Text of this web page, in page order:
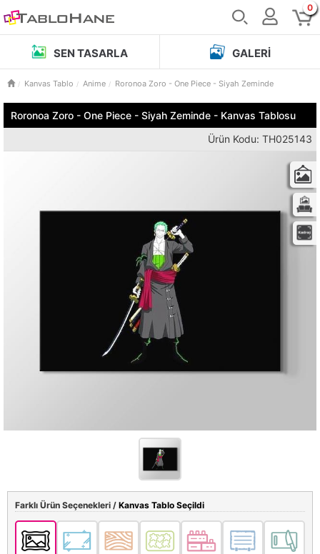
0
SEN TASARLA GALERI
Kanvas Tablo Anime Roronoa Zoro - One Piece - Siyah Zeminde
Roronoa Zoro - One Piece - Siyah Zeminde - Kanvas Tablosu
Ürün Kodu: TH025143
Farklı Ürün Seçenekleri / Kanvas Tablo Seçildi